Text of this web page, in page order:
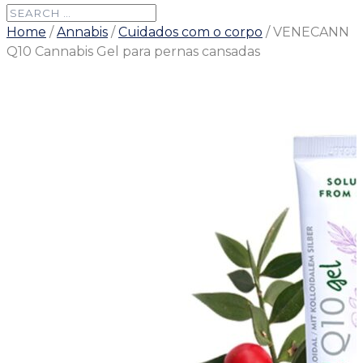
Home /Annabis /Cuidados com o corpo / VENECANN
Q10 Cannabis Gel para pernas cansadas